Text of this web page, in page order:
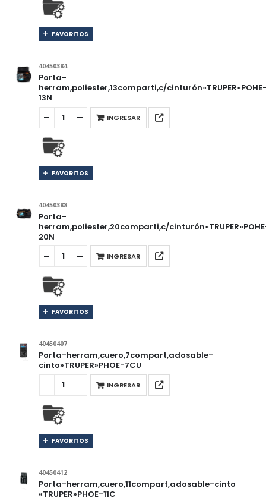
FAVORITOS
40450384
Porta-
herram,poliester,13comparti,c/
13N
INGRESAR
FAVORITOS
40450388
Porta-
herram,poliester,20comparti,c/
20N
INGRESAR
FAVORITOS
40450407
Porta-herram,cuero,7compart,adosable-
cinto»TRUPER»PHOE-7CU
INGRESAR
FAVORITOS
40450412
Porta-herram,cuero,11compart,adosable-cinto
«TRUPER»PHOE-11C